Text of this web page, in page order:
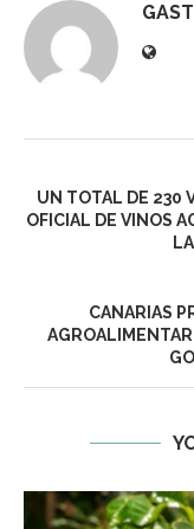
UN TOTAL DE 230
OFICIAL DE VINOS
CANARIAS